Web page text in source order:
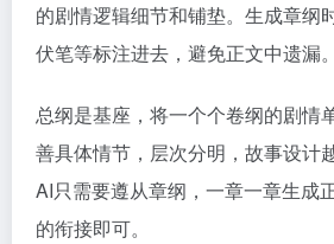
的剧情逻辑细节和铺垫。生成章纲
伏笔等标注进去，避免正文中遗漏。
总纲是基座，将一个个卷纲的剧情
善具体情节，层次分明，故事设计
AI只需要遵从章纲，一章一章生成
的衔接即可。